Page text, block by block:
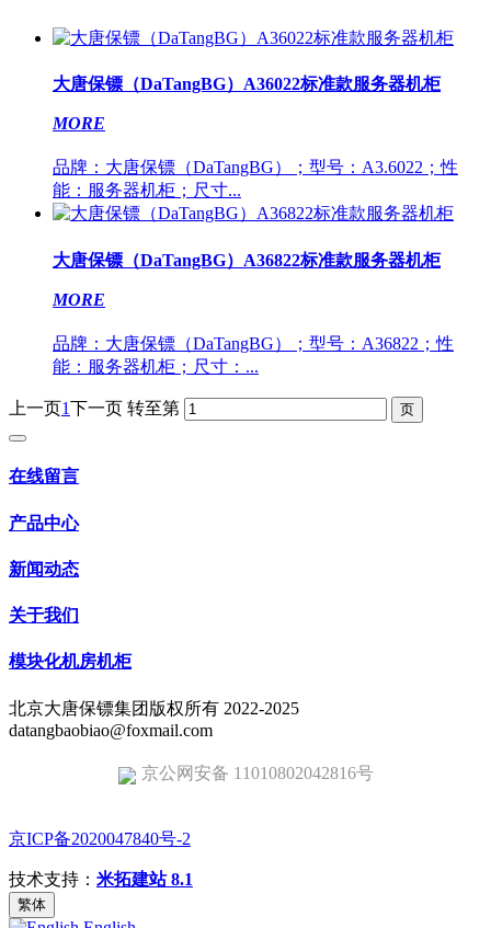
大唐保镖（DaTangBG）A36022标准款服务器机柜
MORE
品牌：大唐保镖（DaTangBG）；型号：A3.6022；性
能：服务器机柜；尺寸...
大唐保镖（DaTangBG）A36822标准款服务器机柜
MORE
品牌：大唐保镖（DaTangBG）；型号：A36822；性
能：服务器机柜；尺寸：...
上一页1下一页 转至第
在线留言
产品中心
新闻动态
关于我们
模块化机房机柜
北京大唐保镖集团版权所有 2022-2025
datangbaobiao@foxmail.com
京公网安备 11010802042816号
京ICP备2020047840号-2
技术支持： 米拓建站 8.1
繁体